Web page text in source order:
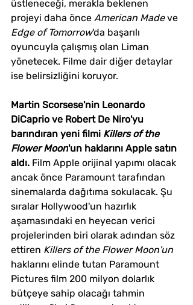
üstleneceği, merakla beklenen
projeyi daha önce American Made ve
Edge of Tomorrow'da başarılı
oyuncuyla çalışmış olan Liman
yönetecek. Filme dair diğer detaylar
ise belirsizliğini koruyor.
Martin Scorsese'nin Leonardo
DiCaprio ve Robert De Niro'yu
barındıran yeni filmi Killers of the
Flower Moon'un haklarını Apple satın
aldı. Film Apple orijinal yapımı olacak
ancak önce Paramount tarafından
sinemalarda dağıtıma sokulacak. Şu
sıralar Hollywood'un hazırlık
aşamasındaki en heyecan verici
projelerinden biri olarak adından söz
ettiren Killers of the Flower Moon'un
haklarını elinde tutan Paramount
Pictures film 200 milyon dolarlık
bütçeye sahip olacağı tahmin